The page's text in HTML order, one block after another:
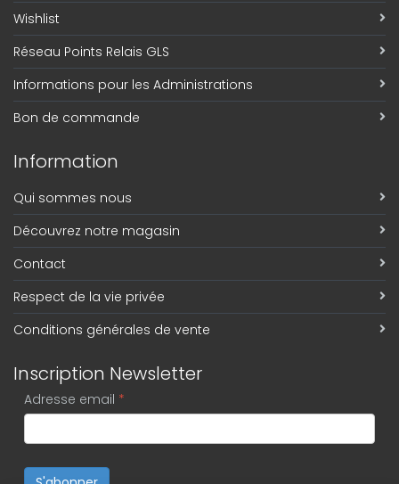
Wishlist
Réseau Points Relais GLS
Informations pour les Administrations
Bon de commande
Information
Qui sommes nous
Découvrez notre magasin
Contact
Respect de la vie privée
Conditions générales de vente
Inscription Newsletter
Adresse email *